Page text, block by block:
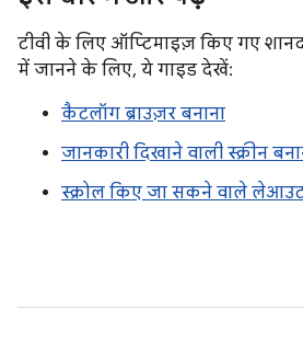
टीवी के लिए ऑप्टिमाइज़ किए गए
में जानने के लिए, ये गाइड देखें:
कैटलॉग ब्राउज़र बनाना
जानकारी दिखाने वाली स्क्रीन
स्क्रोल किए जा सकने वाले लेआउट